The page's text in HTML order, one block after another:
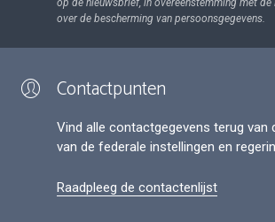
op de nieuwsbrief, in overeenstemming met de
over de bescherming van persoonsgegevens.
Contactpunten
Vind alle contactgegevens terug van
van de federale instellingen en
Raadpleeg de contactenlijst